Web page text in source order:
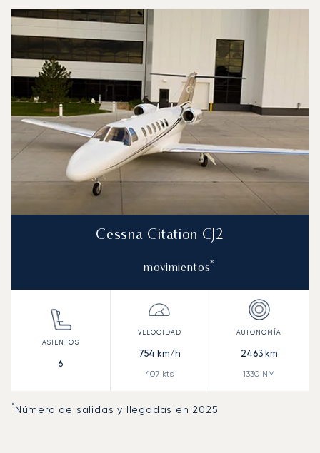
Cessna Citation CJ2
movimientos*
6
754 km/h
407 kts
2463km
1330 NM
*Número de salidas y llegadas en 2025